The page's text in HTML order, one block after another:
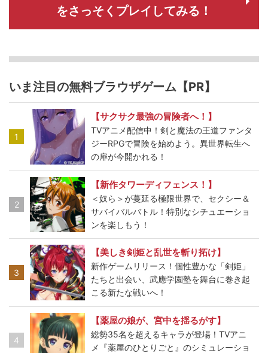
をさっそくプレイしてみる！
いま注目の無料ブラウザゲーム【PR】
1
【サクサク最強の冒険者へ！】
TVアニメ配信中！剣と魔法の王道ファンタ
ジーRPGで冒険を始めよう。異世界転生へ
の扉が今開かれる！
2
【新作タワーディフェンス！】
＜奴ら＞が蔓延る極限世界で、セクシー＆
サバイバルバトル！特別なシチュエーショ
ンを楽しもう！
3
【美しき剣姫と乱世を斬り拓け】
新作ゲームリリース！個性豊かな「剣姫」
たちと出会い、武應学園塾を舞台に巻き起
こる新たな戦いへ！
4
【薬屋の娘が、宮中を揺るがす】
総勢35名を超えるキャラが登場！TVアニ
メ『薬屋のひとりごと』のシミュレーショ